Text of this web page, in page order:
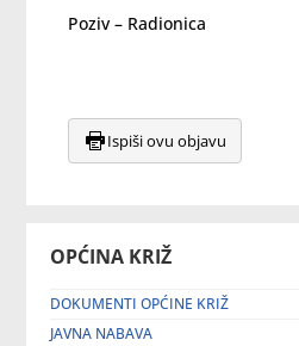
OPĆINA KRIŽ
DOKUMENTI OPĆINE KRIŽ
JAVNA NABAVA
Poziv – Radionica
Ispiši ovu objavu